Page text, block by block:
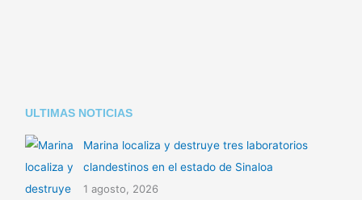
ULTIMAS NOTICIAS
Marina localiza y destruye tres laboratorios
clandestinos en el estado de Sinaloa
1 agosto, 2026